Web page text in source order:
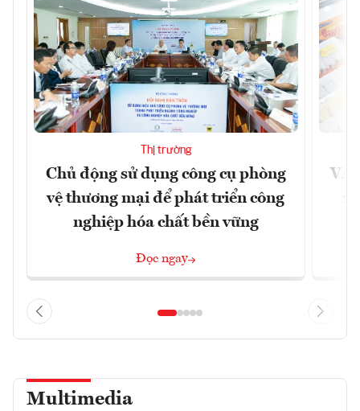
Thị trường
Chủ động sử dụng công cụ phòng
vệ thương mại để phát triển công
nghiệp hóa chất bền vững
Đọc ngay
Multimedia